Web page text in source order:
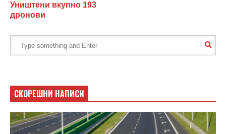
Уништени вкупно 193
дронови
СКОРЕШНИ НАПИСИ